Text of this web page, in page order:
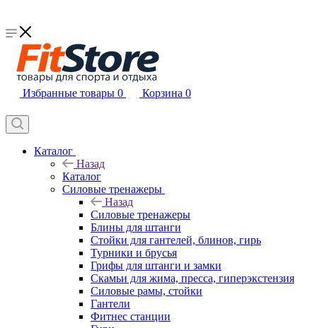
Избранные товары 0 Корзина 0
Каталог
Назад
Каталог
Силовые тренажеры
Назад
Силовые тренажеры
Блины для штанги
Стойки для гантелей, блинов, гирь
Турники и брусья
Грифы для штанги и замки
Скамьи для жима, пресса, гиперэкстензия
Силовые рамы, стойки
Гантели
Фитнес станции